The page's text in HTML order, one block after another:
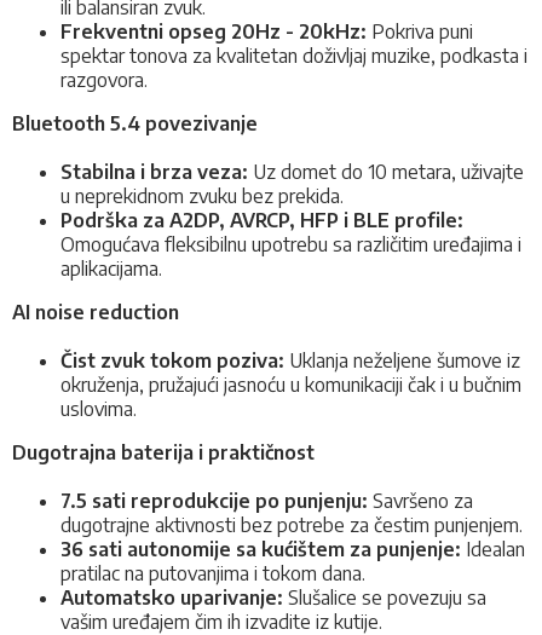
ili balansiran zvuk.
Frekventni opseg 20Hz - 20kHz: Pokriva puni
spektar tonova za kvalitetan doživljaj muzike, podkasta i
razgovora.
Bluetooth 5.4 povezivanje
Stabilna i brza veza: Uz domet do 10 metara, uživajte
u neprekidnom zvuku bez prekida.
Podrška za A2DP, AVRCP, HFP i BLE profile:
Omogućava fleksibilnu upotrebu sa različitim uređajima i
aplikacijama.
AI noise reduction
Čist zvuk tokom poziva: Uklanja neželjene šumove iz
okruženja, pružajući jasnoću u komunikaciji čak i u bučnim
uslovima.
Dugotrajna baterija i praktičnost
7.5 sati reprodukcije po punjenju: Savršeno za
dugotrajne aktivnosti bez potrebe za čestim punjenjem.
36 sati autonomije sa kućištem za punjenje: Idealan
pratilac na putovanjima i tokom dana.
Automatsko uparivanje: Slušalice se povezuju sa
vašim uređajem čim ih izvadite iz kutije.